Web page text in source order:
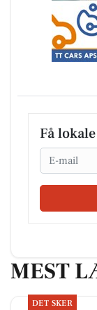
Få
Email
MEST
DET SKER